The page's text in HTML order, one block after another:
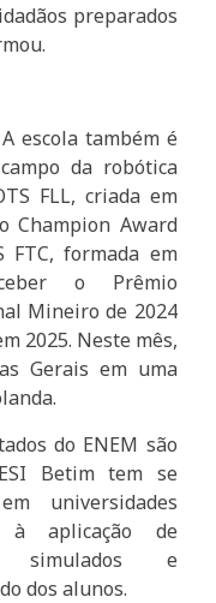
preparados
escola também é
da robótica
FLL, criada em
Champion Award
FTC, formada em
o Prêmio
Mineiro de 2024
2025. Neste mês,
Gerais em uma
do ENEM são
Betim tem se
universidades
à aplicação de
simulados e
dos alunos.